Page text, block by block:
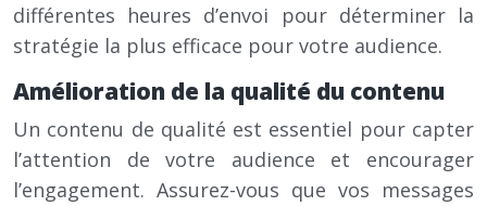
différentes heures d’envoi pour déterminer la
stratégie la plus efficace pour votre audience.
Amélioration de la qualité du contenu
Un contenu de qualité est essentiel pour capter
l’attention de votre audience et encourager
l’engagement. Assurez-vous que vos messages